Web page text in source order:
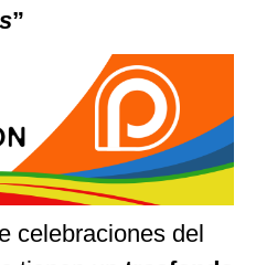
”
celebraciones del